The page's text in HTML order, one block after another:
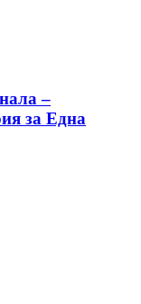
–
за Една